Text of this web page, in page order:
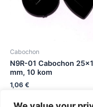
Cabochon
N9R-01 Cabochon
mm, 10 kom
1,06 €